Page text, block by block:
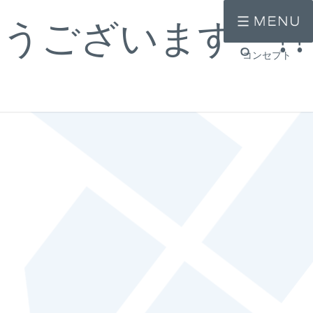
ございます。コンセプト